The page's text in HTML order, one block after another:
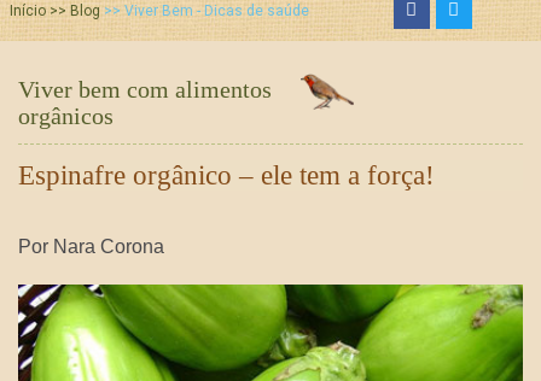
Início >> Blog>> Viver Bem - Dicas de saúde
Viver bem com alimentos
orgânicos
Espinafre orgânico – ele tem a força!
Por Nara Corona